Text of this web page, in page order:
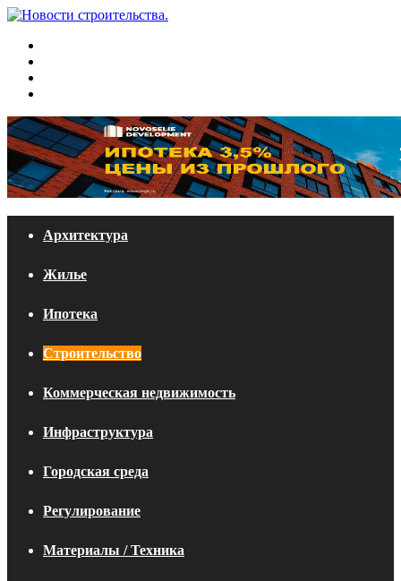
Архитектура
Жилье
Ипотека
Строительство
Коммерческая недвижимость
Инфраструктура
Городская среда
Регулирование
Материалы / Техника